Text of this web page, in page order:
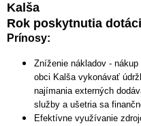
Kalša
Rok poskytnutia
Prínosy:
Zníženie nákladov -
obci Kalša vykonávať
najímania externých
služby a ušetria sa
Efektívne využívanie